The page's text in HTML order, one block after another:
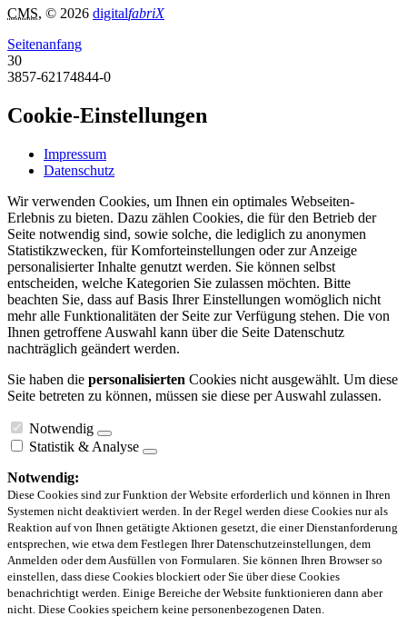
CMS, © 2026 digitalfabriX
Seitenanfang
30
3857-62174844-0
Cookie-Einstellungen
Impressum
Datenschutz
Wir verwenden Cookies, um Ihnen ein optimales Webseiten-
Erlebnis zu bieten. Dazu zählen Cookies, die für den Betrieb der
Seite notwendig sind, sowie solche, die lediglich zu anonymen
Statistikzwecken, für Komforteinstellungen oder zur Anzeige
personalisierter Inhalte genutzt werden. Sie können selbst
entscheiden, welche Kategorien Sie zulassen möchten. Bitte
beachten Sie, dass auf Basis Ihrer Einstellungen womöglich nicht
mehr alle Funktionalitäten der Seite zur Verfügung stehen. Die von
Ihnen getroffene Auswahl kann über die Seite Datenschutz
nachträglich geändert werden.
Sie haben die personalisierten Cookies nicht ausgewählt. Um diese
Seite betreten zu können, müssen sie diese per Auswahl zulassen.
Notwendig
Statistik & Analyse
Notwendig:
Diese Cookies sind zur Funktion der Website erforderlich und können in Ihren
Systemen nicht deaktiviert werden. In der Regel werden diese Cookies nur als
Reaktion auf von Ihnen getätigte Aktionen gesetzt, die einer Dienstanforderung
entsprechen, wie etwa dem Festlegen Ihrer Datenschutzeinstellungen, dem
Anmelden oder dem Ausfüllen von Formularen. Sie können Ihren Browser so
einstellen, dass diese Cookies blockiert oder Sie über diese Cookies
benachrichtigt werden. Einige Bereiche der Website funktionieren dann aber
nicht. Diese Cookies speichern keine personenbezogenen Daten.